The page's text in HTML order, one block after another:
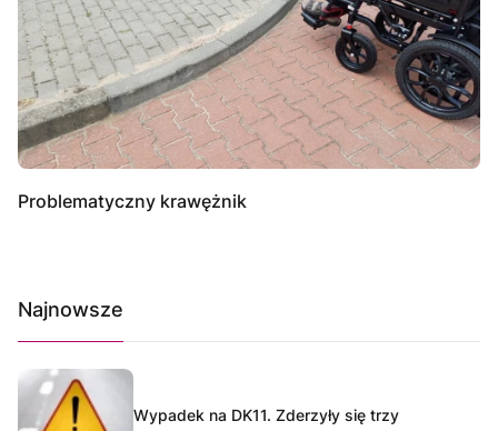
Problematyczny krawężnik
Najnowsze
Wypadek na DK11. Zderzyły się trzy